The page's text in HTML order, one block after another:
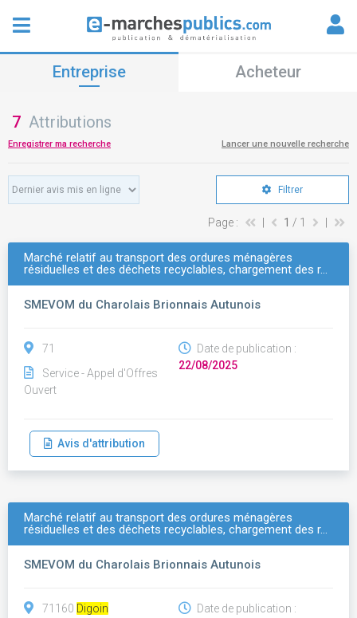
Entreprise Acheteur
7 Attributions
Enregistrer ma recherche Lancer une nouvelle recherche
Filtrer
Page : 1 / 1
Marché relatif au transport des ordures ménagères
résiduelles et des déchets recyclables, chargement des r…
SMEVOM du Charolais Brionnais Autunois
71
Service - Appel d'Offres
Ouvert
Date de publication :
22/08/2025
Avis d'attribution
Marché relatif au transport des ordures ménagères
résiduelles et des déchets recyclables, chargement des r…
SMEVOM du Charolais Brionnais Autunois
71160 Digoin
Date de publication :